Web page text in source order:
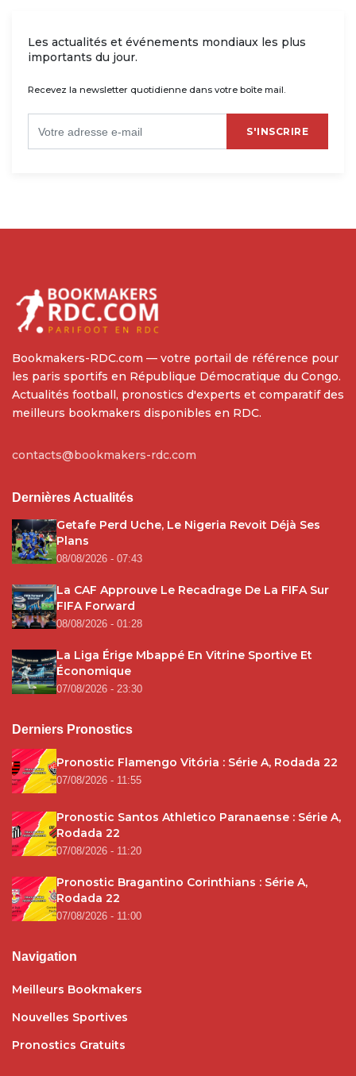
Les actualités et événements mondiaux les plus
importants du jour.
Recevez la newsletter quotidienne dans votre boîte mail.
S'INSCRIRE
Bookmakers-RDC.com — votre portail de référence pour
les paris sportifs en République Démocratique du Congo.
Actualités football, pronostics d'experts et comparatif des
meilleurs bookmakers disponibles en RDC.
contacts@bookmakers-rdc.com
Dernières Actualités
Getafe Perd Uche, Le Nigeria Revoit Déjà Ses
Plans
08/08/2026 - 07:43
La CAF Approuve Le Recadrage De La FIFA Sur
FIFA Forward
08/08/2026 - 01:28
La Liga Érige Mbappé En Vitrine Sportive Et
Économique
07/08/2026 - 23:30
Derniers Pronostics
Pronostic Flamengo Vitória : Série A, Rodada 22
07/08/2026 - 11:55
Pronostic Santos Athletico Paranaense : Série A,
Rodada 22
07/08/2026 - 11:20
Pronostic Bragantino Corinthians : Série A,
Rodada 22
07/08/2026 - 11:00
Navigation
Meilleurs Bookmakers
Nouvelles Sportives
Pronostics Gratuits